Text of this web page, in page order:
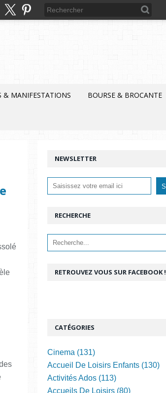
& MANIFESTATIONS BOURSE & BROCANTE
NEWSLETTER
RECHERCHE
CATÉGORIES
Cinema (131)
Accueil De Loisirs Enfants (130)
Activités Ados (113)
Accueils De Loisirs (80)
RETROUVEZ VOUS SUR FACEBOOK !